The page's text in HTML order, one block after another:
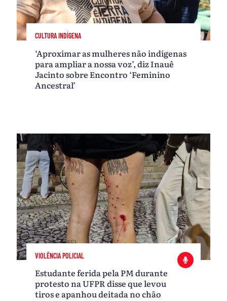
CULTURA INDÍGENA
‘Aproximar as mulheres não indígenas
para ampliar a nossa voz’, diz Inauê
Jacinto sobre Encontro ‘Feminino
Ancestral’
VIOLÊNCIA POLICIAL
Estudante ferida pela PM durante
protesto na UFPR disse que levou
tiros e apanhou deitada no chão